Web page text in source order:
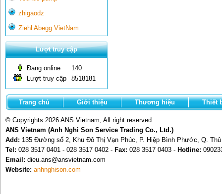
zhigaodz
Ziehl Abegg VietNam
Lượt truy cập
Đang online
140
Lượt truy cập
8518181
Trang chủ Giới thiệu Thương hiệu Thiết
© Copyrights 2026 ANS Vietnam, All right reserved.
ANS Vietnam (Anh Nghi Son Service Trading Co., Ltd.)
Add: 135 Đường số 2, Khu Đô Thị Vạn Phúc, P. Hiệp Bình Phước, Q.
Tel: 028 3517 0401 - 028 3517 0402 - Fax: 028 3517 0403 - Hotline:
Email: dieu.ans@ansvietnam.com
Website: anhnghison.com